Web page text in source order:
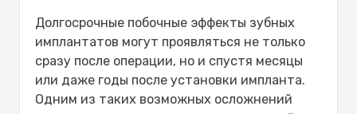
Долгосрочные побочные эффекты зубных
имплантатов могут проявляться не только
сразу после операции, но и спустя месяцы
или даже годы после установки импланта.
Одним из таких возможных осложнений